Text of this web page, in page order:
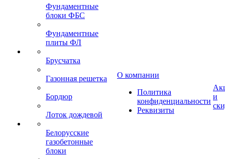
Фундаментные
блоки ФБС
Фундаментные
плиты ФЛ
Брусчатка
Газонная решетка
Бордюр
Лоток дождевой
Белорусские
газобетонные
блоки
О компании
Политика
конфиденциальности
Реквизиты
и